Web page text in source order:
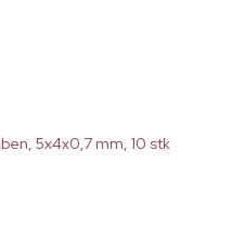
5x4x0,7 mm, 10 stk